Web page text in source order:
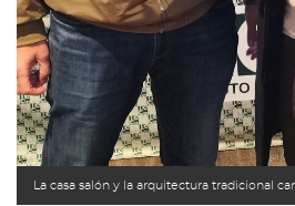
La casa salón y la arquitectura tradicional